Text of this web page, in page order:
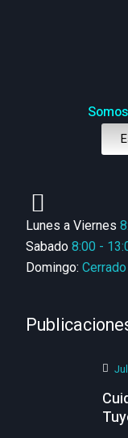
Lunes a Viernes
Sabado 8:00 -
Domingo: Cerrado